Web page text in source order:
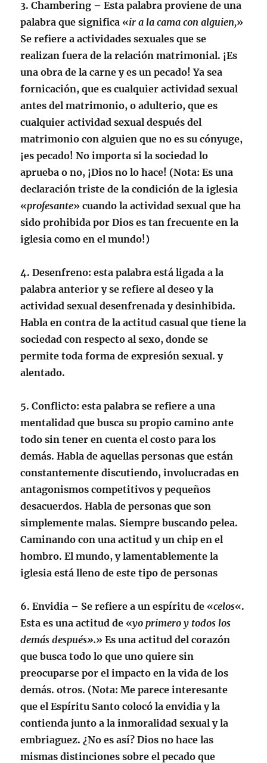
3.Chambering – Esta palabra proviene de una
palabra que significa «ir a la cama con alguien,»
Se refiere a actividades sexuales que se
realizan fuera de la relación matrimonial. ¡Es
una obra de la carne y es un pecado! Ya sea
fornicación, que es cualquier actividad sexual
antes del matrimonio, o adulterio, que es
cualquier actividad sexual después del
matrimonio con alguien que no es su cónyuge,
¡es pecado! No importa si la sociedad lo
aprueba o no, ¡Dios no lo hace! (Nota: Es una
declaración triste de la condición de la iglesia
«profesante» cuando la actividad sexual que ha
sido prohibida por Dios es tan frecuente en la
iglesia como en el mundo!)
4.Desenfreno: esta palabra está ligada a la
palabra anterior y se refiere al deseo y la
actividad sexual desenfrenada y desinhibida.
Habla en contra de la actitud casual que tiene la
sociedad con respecto al sexo, donde se
permite toda forma de expresión sexual. y
alentado.
5.Conflicto: esta palabra se refiere a una
mentalidad que busca su propio camino ante
todo sin tener en cuenta el costo para los
demás. Habla de aquellas personas que están
constantemente discutiendo, involucradas en
antagonismos competitivos y pequeños
desacuerdos. Habla de personas que son
simplemente malas. Siempre buscando pelea.
Caminando con una actitud y un chip en el
hombro. El mundo, y lamentablemente la
iglesia está lleno de este tipo de personas
6.Envidia – Se refiere a un espíritu de «celos«.
Esta es una actitud de «yo primero y todos los
demás después».» Es una actitud del corazón
que busca todo lo que uno quiere sin
preocuparse por el impacto en la vida de los
demás. otros. (Nota: Me parece interesante
que el Espíritu Santo colocó la envidia y la
contienda junto a la inmoralidad sexual y la
embriaguez. ¿No es así? Dios no hace las
mismas distinciones sobre el pecado que